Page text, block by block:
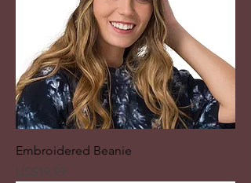
Embroidered Beanie
ราคา
US$19.99